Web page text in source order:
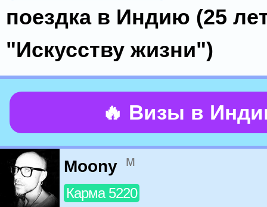
поездка в Индию (25
"Искусству жизни")
🔥 Визы в
Moony м
Карма 5220